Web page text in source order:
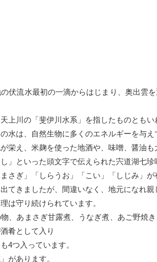
伏流水最初の一滴からはじまり、奥出雲
上川の「斐伊川水系」を指したものともい
水は、自然生物に多くのエネルギーを与え
栄え、米麹を使った地酒や、味噌、醤油も
」といった頭文字で伝えられた宍道湖七珍
さぎ」「しらうお」「こい」「しじみ」が
てきましたが、間違いなく、地元になれ親
は守り続けられています。
、あまさぎ甘露煮、うなぎ煮、あご野焼
肴として入り
4つ入っています。
があります。